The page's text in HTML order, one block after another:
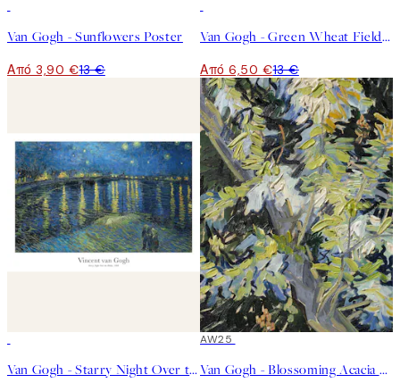
Van Gogh - Sunflowers Poster
Από 3,90 €13 €
Van Gogh - Green Wheat Fields, Auvers Poster
Από 6,50 €13 €
Van Gogh - Starry Night Over the Rhône Poster
50%*
AW25
Van Gogh - Blossoming Acacia Branches Poster